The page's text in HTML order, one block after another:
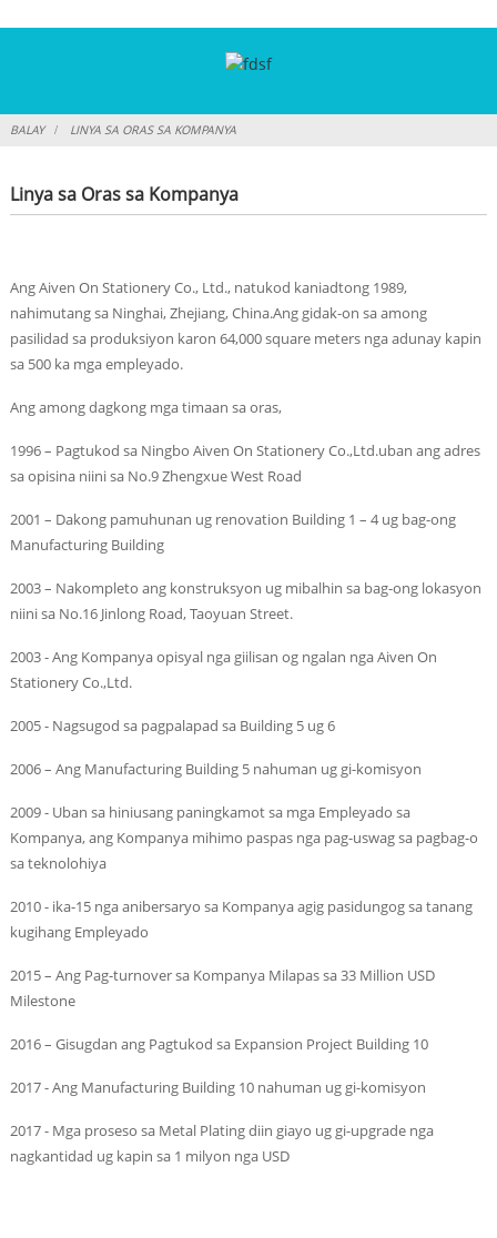
BALAY LINYA SA ORAS SA KOMPANYA
Linya sa Oras sa Kompanya
Ang Aiven On Stationery Co., Ltd., natukod kaniadtong 1989,
nahimutang sa Ninghai, Zhejiang, China.Ang gidak-on sa among
pasilidad sa produksiyon karon 64,000 square meters nga adunay kapin
sa 500 ka mga empleyado.
Ang among dagkong mga timaan sa oras,
1996 – Pagtukod sa Ningbo Aiven On Stationery Co.,Ltd.uban ang adres
sa opisina niini sa No.9 Zhengxue West Road
2001 – Dakong pamuhunan ug renovation Building 1 – 4 ug bag-ong
Manufacturing Building
2003 – Nakompleto ang konstruksyon ug mibalhin sa bag-ong lokasyon
niini sa No.16 Jinlong Road, Taoyuan Street.
2003 - Ang Kompanya opisyal nga giilisan og ngalan nga Aiven On
Stationery Co.,Ltd.
2005 - Nagsugod sa pagpalapad sa Building 5 ug 6
2006 – Ang Manufacturing Building 5 nahuman ug gi-komisyon
2009 - Uban sa hiniusang paningkamot sa mga Empleyado sa
Kompanya, ang Kompanya mihimo paspas nga pag-uswag sa pagbag-o
sa teknolohiya
2010 - ika-15 nga anibersaryo sa Kompanya agig pasidungog sa tanang
kugihang Empleyado
2015 – Ang Pag-turnover sa Kompanya Milapas sa 33 Million USD
Milestone
2016 – Gisugdan ang Pagtukod sa Expansion Project Building 10
2017 - Ang Manufacturing Building 10 nahuman ug gi-komisyon
2017 - Mga proseso sa Metal Plating diin giayo ug gi-upgrade nga
nagkantidad ug kapin sa 1 milyon nga USD